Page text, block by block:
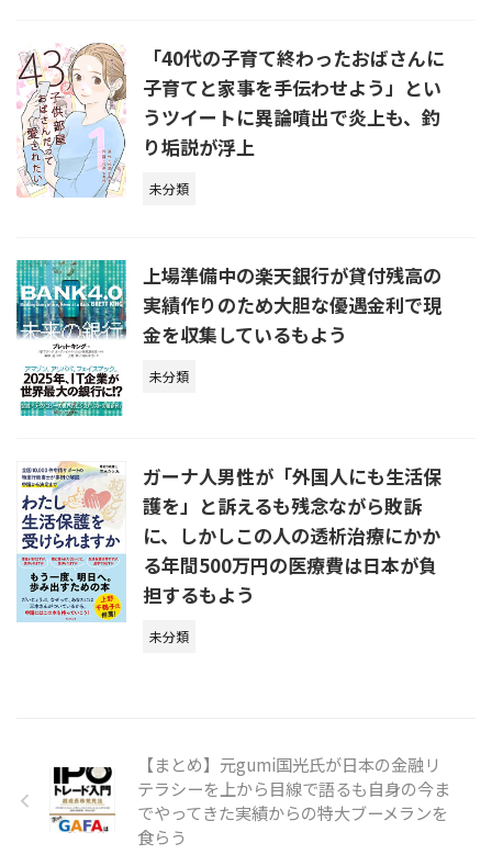
「40代の子育て終わったおばさんに
子育てと家事を手伝わせよう」とい
うツイートに異論噴出で炎上も、釣
り垢説が浮上
未分類
上場準備中の楽天銀行が貸付残高の
実績作りのため大胆な優遇金利で現
金を収集しているもよう
未分類
ガーナ人男性が「外国人にも生活保
護を」と訴えるも残念ながら敗訴
に、しかしこの人の透析治療にかか
る年間500万円の医療費は日本が負
担するもよう
未分類
【まとめ】元gumi国光氏が日本の金融リ
テラシーを上から目線で語るも自身の今ま
でやってきた実績からの特大ブーメランを
食らう